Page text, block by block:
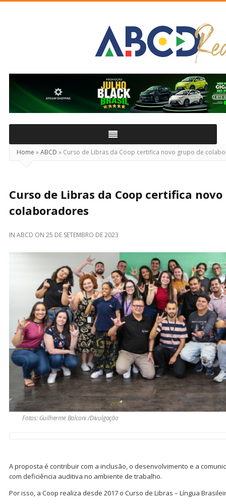
Real
Home »ABCD » Curso de Libras da Coop certifica novo grupo de
Curso de Libras da Coop certifica
colaboradores
IN ABCD ON 25 DE SETEMBRO DE 2023
Fotos: Guilherme Balconi /Divulgação
A proposta é contribuir com a inclusão, o desenvolvimento e a
com deficiência auditiva no ambiente de trabalho.
Por isso, a Coop realiza desde 2017 o Curso de Libras – Língua